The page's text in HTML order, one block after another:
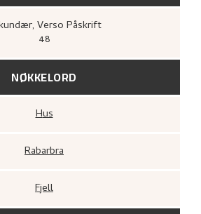
, Verso Påskrift
48
NØKKELORD
Hus
Rabarbra
Fjell